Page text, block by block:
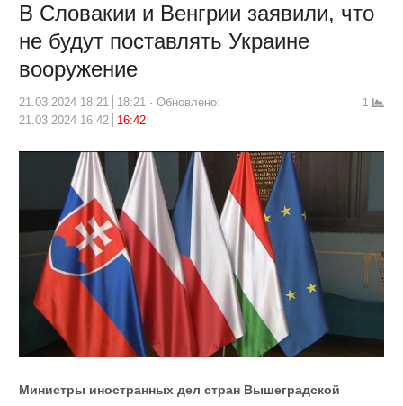
В Словакии и Венгрии заявили, что
не будут поставлять Украине
вооружение
21.03.2024 18:21 18:21
Обновлено:
21.03.2024 16:42
16:42
1
Министры иностранных дел стран Вышеградской